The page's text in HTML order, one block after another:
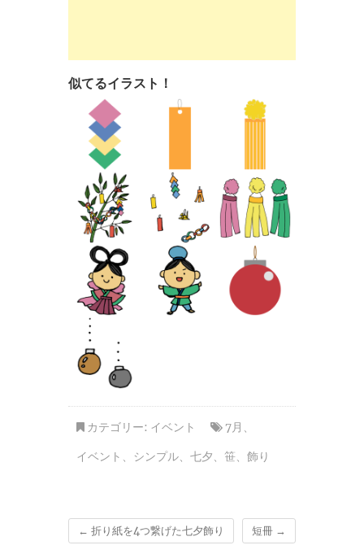
似てるイラスト！
カテゴリー: イベント 7月 、
イベント 、 シンプル、 七夕、 笹、 飾り
← 折り紙を4つ繋げた七夕飾り 短冊 →